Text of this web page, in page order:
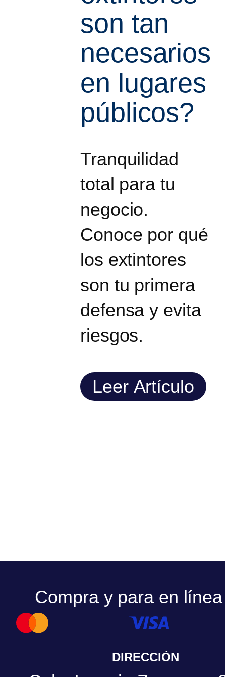
son tan
necesarios
en lugares
públicos?
Tranquilidad
total para tu
negocio.
Conoce por qué
los extintores
son tu primera
defensa y evita
riesgos.
Leer Artículo
Compra y para en
DIRECCIÓN